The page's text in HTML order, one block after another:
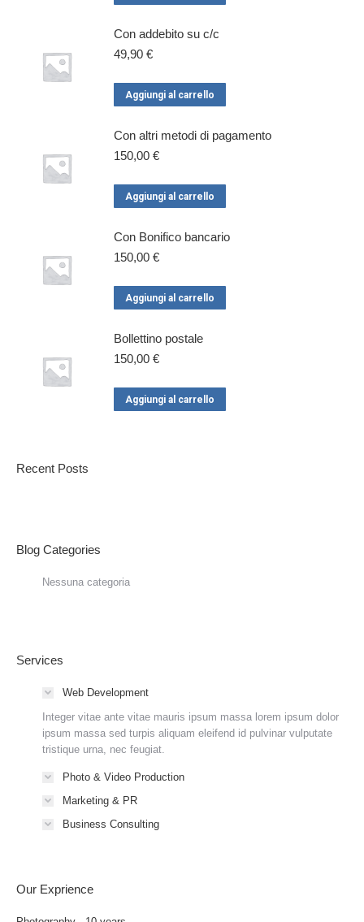
Con addebito su c/c
49,90 €
Aggiungi al carrello
Con altri metodi di pagamento
150,00 €
Aggiungi al carrello
Con Bonifico bancario
150,00 €
Aggiungi al carrello
Bollettino postale
150,00 €
Aggiungi al carrello
Recent Posts
Blog Categories
Nessuna categoria
Services
Web Development
Integer vitae ante vitae mauris ipsum massa lorem ipsum dolor
ipsum massa sed turpis aliquam eleifend id pulvinar vulputate
tristique urna, nec feugiat.
Photo & Video Production
Marketing & PR
Business Consulting
Our Exprience